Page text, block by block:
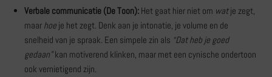
Verbale communicatie (De Toon): Het gaat hier niet om watje zegt,
maar hoe je het zegt. Denk aan je intonatie, je volume en de
snelheid van je spraak. Een simpele zin als “Dat heb je goed
gedaan”kan motiverend klinken, maar met een cynische ondertoon
ook vernietigend zijn.